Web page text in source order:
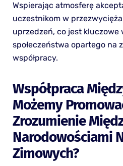
Wspierając atmosferę
uczestnikom w
uprzedzeń, co jest kluczowe
społeczeństwa opartego na
współpracy.
Współpraca
Możemy
Zrozumienie
Narodowościami
Zimowych?